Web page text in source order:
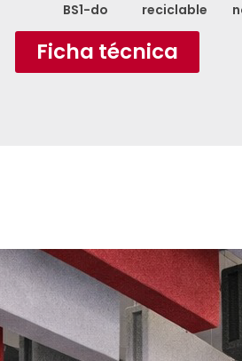
BS1-do reciclable
Ficha técnica